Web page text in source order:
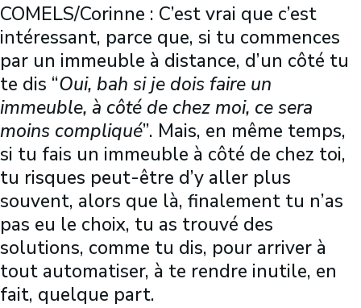
COMELS/Corinne : C’est vrai que c’est
intéressant, parce que, si tu commences
par un immeuble à distance, d’un côté tu
te dis “Oui, bah si je dois faire un
immeuble, à côté de chez moi, ce sera
moins compliqué”. Mais, en même temps,
si tu fais un immeuble à côté de chez toi,
tu risques peut-être d’y aller plus
souvent, alors que là, finalement tu n’as
pas eu le choix, tu as trouvé des
solutions, comme tu dis, pour arriver à
tout automatiser, à te rendre inutile, en
fait, quelque part.